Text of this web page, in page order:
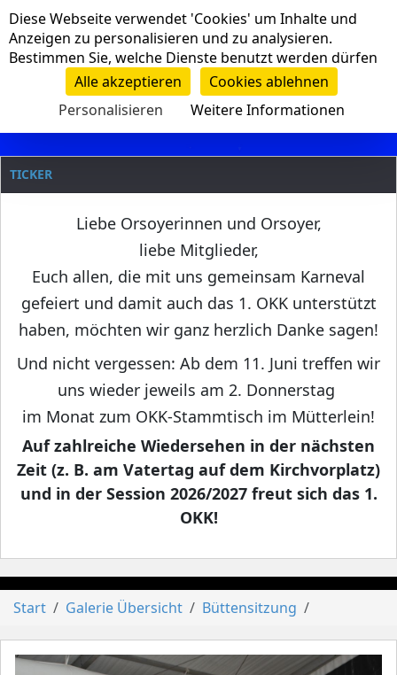
Navigation
Clanname
TICKER
Liebe Orsoyerinnen und Orsoyer,
liebe Mitglieder,
Euch allen, die mit uns gemeinsam Karneval
gefeiert und damit auch das 1. OKK unterstützt
haben, möchten wir ganz herzlich Danke sagen!
Und nicht vergessen: Ab dem 11. Juni treffen wir
uns wieder jeweils am 2. Donnerstag
im Monat zum OKK-Stammtisch im Mütterlein!
Auf zahlreiche Wiedersehen in der nächsten
Zeit (z. B. am Vatertag auf dem Kirchvorplatz)
und in der Session 2026/2027 freut sich das 1.
OKK!
Start Galerie Übersicht Büttensitzung
Cookie-Einstellungen
Diese Webseite verwendet 'Cookies' um Inhalte und
Anzeigen zu personalisieren und zu analysieren.
Bestimmen Sie, welche Dienste benutzt werden dürfen
Alle akzeptieren
Cookies ablehnen
Personalisieren
Weitere Informationen